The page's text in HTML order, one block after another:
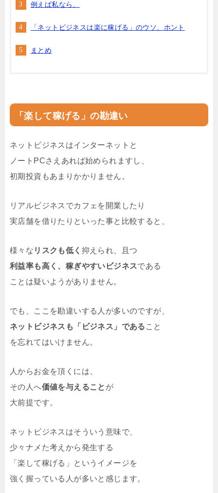
例えば私なら、
「ネットビジネスは楽に稼げる」のウソ、ホント
まとめ
「楽して稼げる」の勘違い
ネットビジネスはインターネットと
ノートPCさえあれば始められますし、
初期投資もあまりかかりません。
リアルビジネスでカフェを開業したり
実店舗を借りたりといった事と比較すると、
様々な リスクも低く 抑えられ、且つ
利益率も高く、稼ぎやすいビジネスである
ことは疑いようがありません。
でも、ここを勘違いする人が多いのですが、
ネットビジネスも「ビジネス」である こと
を忘れてはいけません。
人からお金を頂くには、
その人へ価値を与えること が
大前提です。
ネットビジネスはそういう意味で、
少々ナメた考えから発生する
「楽して稼げる」というイメージを
強く握っている人が多いと感じます。